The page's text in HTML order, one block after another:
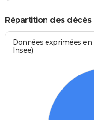
Répartition des décès
Données exprimées en
Insee)